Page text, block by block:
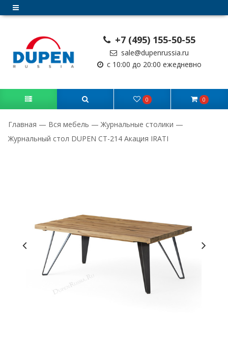
+7 (495) 155-50-55
sale@dupenrussia.ru
с 10:00 до 20:00 ежедневно
0 0
Главная — Вся мебель — Журнальные столики —
Журнальный стол DUPEN СТ-214 Акация IRATI